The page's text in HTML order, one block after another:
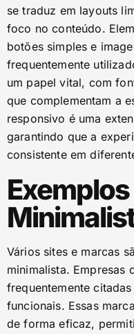
se traduz em layouts
foco no conteúdo.
botões simples e
frequentemente
um papel vital, com
que complementam a
responsivo é uma
garantindo que a
consistente em
Vários sites e marcas
minimalista. Empresas
frequentemente
funcionais. Essas
de forma eficaz,